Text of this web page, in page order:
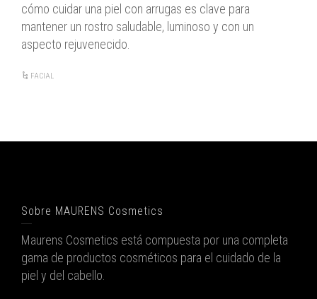
cómo cuidar una piel con arrugas es clave para
mantener un rostro saludable, luminoso y con un
aspecto rejuvenecido.
FACIAL
Sobre MAURENS Cosmetics
Maurens Cosmetics está compuesta por una completa
gama de productos cosméticos para el cuidado de la
piel y del cabello.